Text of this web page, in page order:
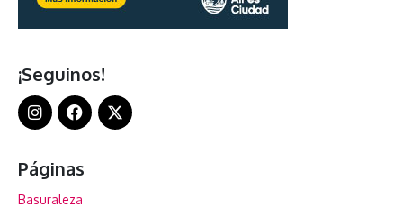
¡Seguinos!
Páginas
Basuraleza